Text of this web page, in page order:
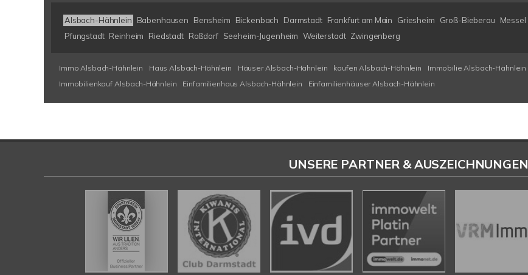
Alsbach-Hähnlein Babenhausen Bensheim Bickenbach Darmstadt Frankfurt am Main Griesheim Groß-Bieberau Messel
Pfungstadt Reinheim Riedstadt Roßdorf Seeheim-Jugenheim Weiterstadt Zwingenberg
Immo Alsbach-Hähnlein Haus Alsbach-Hähnlein Häuser Alsbach-Hähnlein kaufen Alsbach-Hähnlein Immobilie Alsbach-Hähnlein
Immobilienkauf Alsbach-Hähnlein
Einfamilienhaus Alsbach-Hähnlein Einfamilienhäuser Alsbach-Hähnlein
UNSERE PARTNER & AUSZEICHNUNGEN